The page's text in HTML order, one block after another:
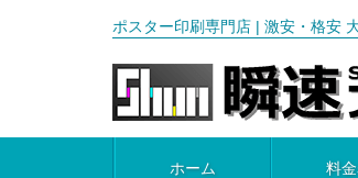
ポスター印刷専門店 | 激安・格安
ホーム 料